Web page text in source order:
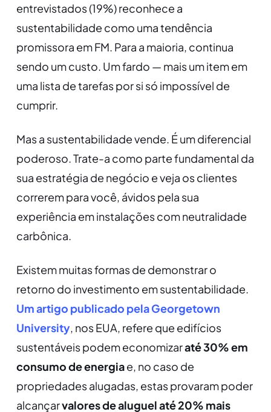
entrevistados (19%) reconhece a
sustentabilidade como uma tendência
promissora em FM. Para a maioria, continua
sendo um custo. Um fardo — mais um item em
uma lista de tarefas por si só impossível de
cumprir.
Mas a sustentabilidade vende. É um diferencial
poderoso. Trate-a como parte fundamental da
sua estratégia de negócio e veja os clientes
correrem para você, ávidos pela sua
experiência em instalações com neutralidade
carbônica.
Existem muitas formas de demonstrar o
retorno do investimento em sustentabilidade.
Um artigo publicado pela Georgetown
University, nos EUA, refere que edifícios
sustentáveis podem economizaraté 30% em
consumo de energiae, no caso de
propriedades alugadas, estas provaram poder
alcançarvalores de aluguel até 20% mais